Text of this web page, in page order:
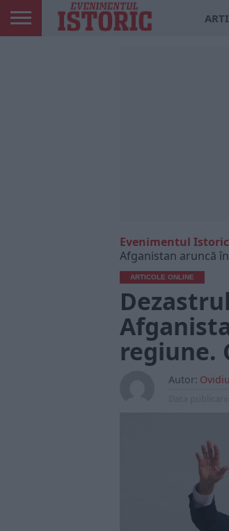
Evenimentul Istoric
Afganistan aruncă
ARTICOLE ONLINE
regiune.
Autor: